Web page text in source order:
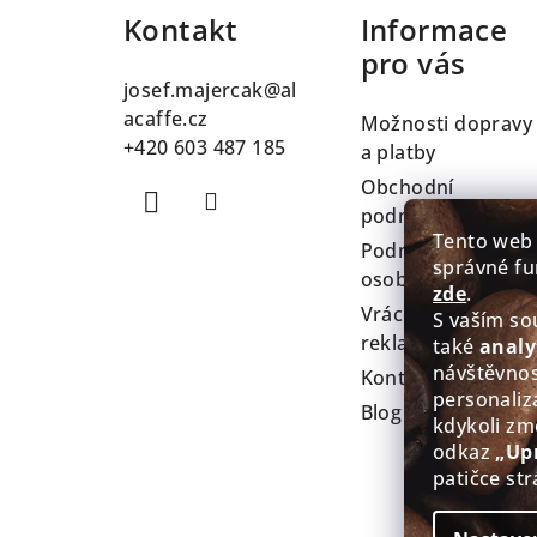
Tento
správné
zde.
S vaším
také
kdykoli
odkaz
patičce
Kontakt
josef.majercak@al
acaffe.cz
+420 603 487 185
Informace
pro vás
Možnosti dopravy
a platby
Obchodní
podmínky
Podmínky
osobních údajů
Vrácení zboží a
reklamace
Kontakty
Blog